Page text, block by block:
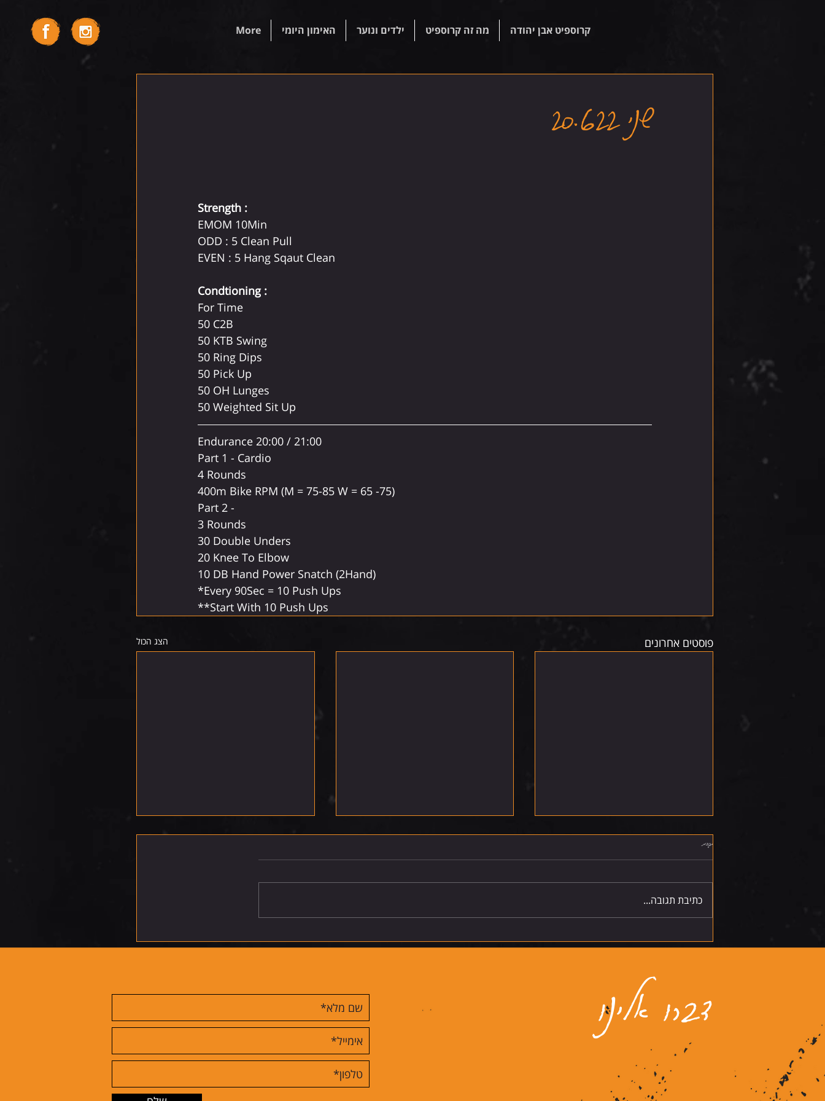
קרוספיט אבן יהודה מה זה קרוספיט ילדים ונוער האימון היומי More
שני 20.6.22
Strength :
EMOM 10Min
ODD : 5 Clean Pull
EVEN : 5 Hang Sqaut Clean
Condtioning :
For Time
50 C2B
50 KTB Swing
50 Ring Dips
50 Pick Up
50 OH Lunges
50 Weighted Sit Up
Endurance 20:00 / 21:00
Part 1 - Cardio
4 Rounds
400m Bike RPM (M = 75-85 W = 65 -75)
Part 2 -
3 Rounds
30 Double Unders
20 Knee To Elbow
10 DB Hand Power Snatch (2Hand)
*Every 90Sec = 10 Push Ups
**Start With 10 Push Ups
פוסטים אחרונים הצג הכול
תגובות
כתיבת תגובה...
דברו אלינו